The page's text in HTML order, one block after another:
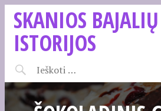
SKANIOS
ISTORIJOS